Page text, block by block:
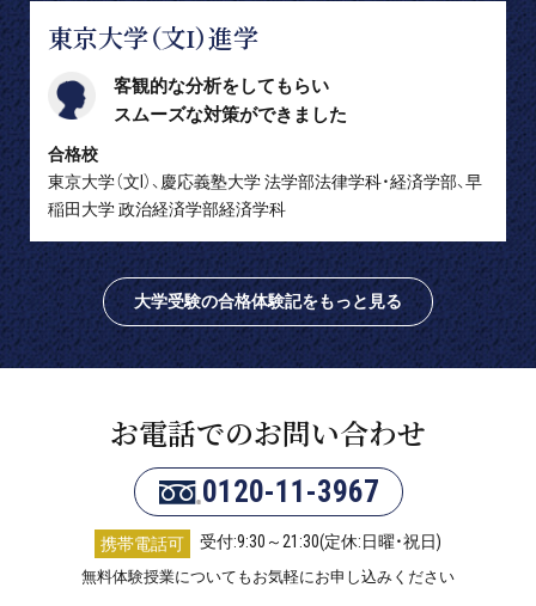
東京大学（文I）進学
客観的な分析をしてもらい
スムーズな対策ができました
合格校
東京大学（文I）、慶応義塾大学 法学部法律学科・経済学部、早
稲田大学 政治経済学部経済学科
大学受験の合格体験記をもっと見る
お電話でのお問い合わせ
0120-11-3967
携帯電話可 受付:9:30～21:30(定休:日曜・祝日)
無料体験授業についてもお気軽にお申し込みください